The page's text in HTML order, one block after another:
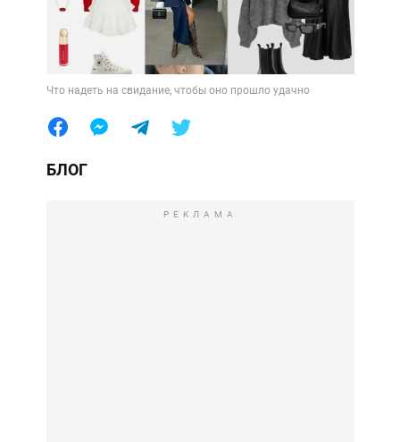
Жизнь
Что надеть на свидание, чтобы оно прошло удачно
БЛОГ
РЕКЛАМА